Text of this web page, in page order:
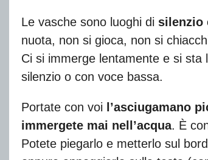
Le vasche sono luoghi di silenzio
nuota, non si gioca, non si
Ci si immerge lentamente e si sta
silenzio o con voce bassa.
Portate con voi l’asciugamano
immergete mai nell’acqua. È
Potete piegarlo e metterlo sul